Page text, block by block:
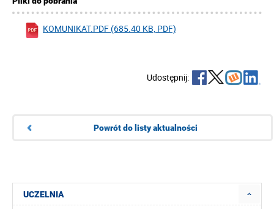
KOMUNIKAT.PDF (685.40 KB, PDF)
Udostępnij:
Powrót do listy aktualności
UCZELNIA